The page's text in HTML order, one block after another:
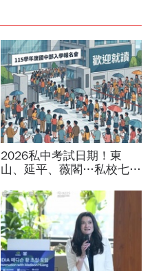
2026私中考試日期！東
山、延平、薇閣…私校七雄
明會，私立國中公立國中怎
麼選